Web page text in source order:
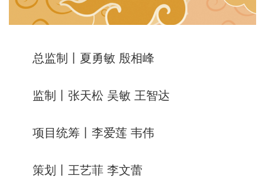
总监制丨夏勇敏 殷相峰
监制丨张天松 吴敏 王智达
项目统筹丨李爱莲 韦伟
策划丨王艺菲 李文蕾